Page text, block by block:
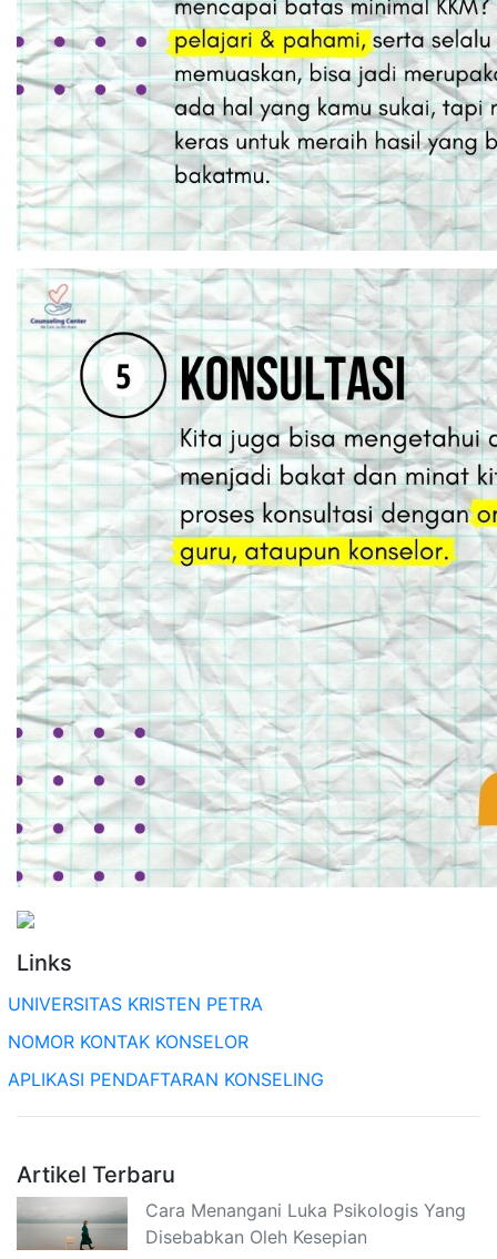
Links
UNIVERSITAS KRISTEN PETRA
NOMOR KONTAK KONSELOR
APLIKASI PENDAFTARAN KONSELING
Artikel Terbaru
Cara Menangani Luka Psikologis Yang
Disebabkan Oleh Kesepian